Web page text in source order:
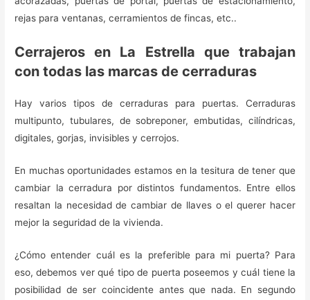
rejas para ventanas, cerramientos de fincas, etc..
Cerrajeros en La Estrella que trabajan
con todas las marcas de cerraduras
Hay varios tipos de cerraduras para puertas. Cerraduras
multipunto, tubulares, de sobreponer, embutidas, cilíndricas,
digitales, gorjas, invisibles y cerrojos.
En muchas oportunidades estamos en la tesitura de tener que
cambiar la cerradura por distintos fundamentos. Entre ellos
resaltan la necesidad de cambiar de llaves o el querer hacer
mejor la seguridad de la vivienda.
¿Cómo entender cuál es la preferible para mi puerta? Para
eso, debemos ver qué tipo de puerta poseemos y cuál tiene la
posibilidad de ser coincidente antes que nada. En segundo